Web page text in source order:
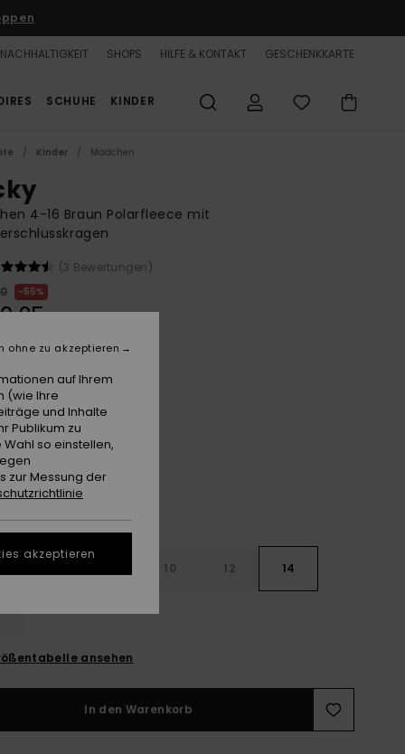
NACHHALTIGKEIT SHOPS HILFE & KONTAKT GESCHENKKARTE
SCHUHE KINDER
Kinder Mädchen
4-16 Braun Polarfleece mit
(3 Bewertungen)
55%
Tiramisu
10 12 14
ansehen
In den Warenkorb
auf Ihrem
(wie Ihre
und Inhalte
Publikum zu
so einstellen,
zur Messung der
ohne zu akzeptieren
akzeptieren